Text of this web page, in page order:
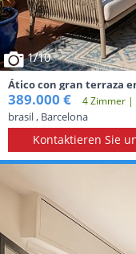
1/10
Ático con gran terraza
389.000 € 4 Zimmer
brasil , Barcelona
Kontaktieren Sie